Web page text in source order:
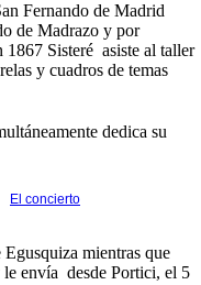
Fernando de Madrid
de Madrazo y por
1867 Sisteré asiste al taller
y cuadros de temas
dedica su
El concierto
mientras que
le envía desde Portici, el 5